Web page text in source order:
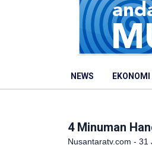
NEWS EKONOMI
4 Minuman
Nusantaratv.com - 31